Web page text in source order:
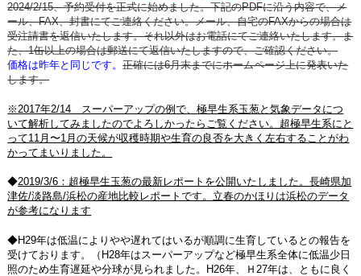
2024/2/15、予約受付を正式に始めました。下記のPDFに沿う内容で、メ
ール、FAX、封書にてご連絡ください。メール、自宅のFAXからの場合は
受注請書を返信いたします。それ以外はお電話にてご連絡いたします。ま
た、1缶以上の場合は郵送にて返信いたしますので、ご確認ください。
価格は昨年と同じです。正確には6月末までにホームページ上に発表いた
します。
※2017年2/14 スーパーアップの例で、極早生系玉葱と気象データにつ
いて解析してみましたのでよろしかったらご覧ください。超極早生系にと
って11月〜1月の天候が収穫時期や生育の良否を大きく左右することがわ
かってまいりました。
◆2019/3/6：超極早生玉葱の最新レポートを公開いたしました。長崎県加
津佐/淡路島/浜松の産地比較レポートです。立春のかほりは浜松のデータ
が参考になります
◆H29年は低温によりやや遅れてはいるが順調に生育しているとの報告を
受けております。（H28年はスーパーアップなど極早生系全体に低温少日
照のため生育遅延や分球が見られました。H26年、Ｈ27年は、ともに良く